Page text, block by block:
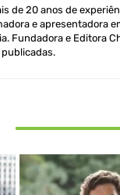
de 20 anos de
e apresentadora
Fundadora e Editora